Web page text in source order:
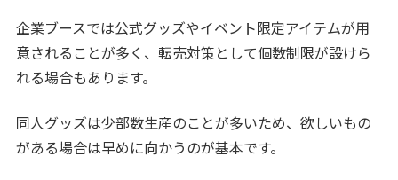
企業ブースでは公式グッズやイベント限定アイテムが用
意されることが多く、転売対策として個数制限が設けら
れる場合もあります。
同人グッズは少部数生産のことが多いため、欲しいもの
がある場合は早めに向かうのが基本です。